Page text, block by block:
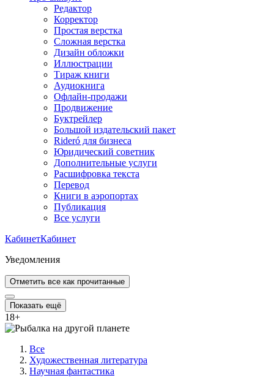
Редактор
Корректор
Простая верстка
Сложная верстка
Дизайн обложки
Иллюстрации
Тираж книги
Аудиокнига
Офлайн-продажи
Продвижение
Буктрейлер
Большой издательский пакет
Rideró для бизнеса
Юридический советник
Дополнительные услуги
Расшифровка текста
Перевод
Книги в аэропортах
Публикация
Все услуги
КабинетКабинет
Уведомления
Отметить все как прочитанные
Показать ещё
18+
Все
Художественная литература
Научная фантастика